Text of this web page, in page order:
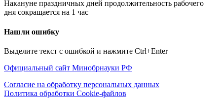
Накануне праздничных дней продолжительность рабочего
дня сокращается на 1 час
Нашли ошибку
Выделите текст с ошибкой и нажмите Ctrl+Enter
Официальный сайт Минобрнауки РФ
Согласие на обработку персональных данных
Политика обработки Cookie-файлов